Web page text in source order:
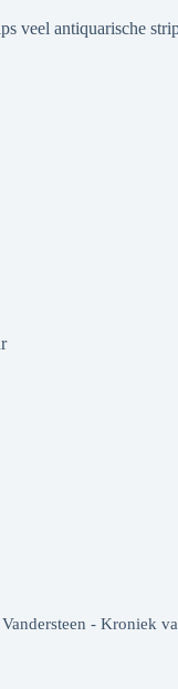
veel antiquarische
- Kroniek